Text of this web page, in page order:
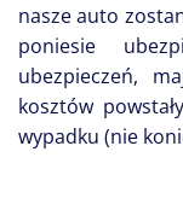
nasze auto
poniesie
ubezpieczeń,
kosztów
wypadku (nie